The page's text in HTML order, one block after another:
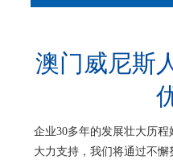
澳门威尼斯
企业30多年的发展壮大历
大力支持，我们将通过不